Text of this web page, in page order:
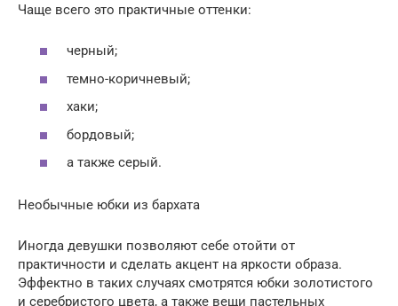
Чаще всего это практичные оттенки:
черный;
темно-коричневый;
хаки;
бордовый;
а также серый.
Необычные юбки из бархата
Иногда девушки позволяют себе отойти от
практичности и сделать акцент на яркости образа.
Эффектно в таких случаях смотрятся юбки золотистого
и серебристого цвета, а также вещи пастельных